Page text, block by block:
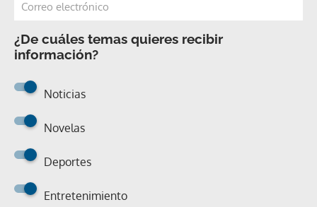
¿De cuáles temas quieres recibir
información?
Noticias
Novelas
Deportes
Entretenimiento